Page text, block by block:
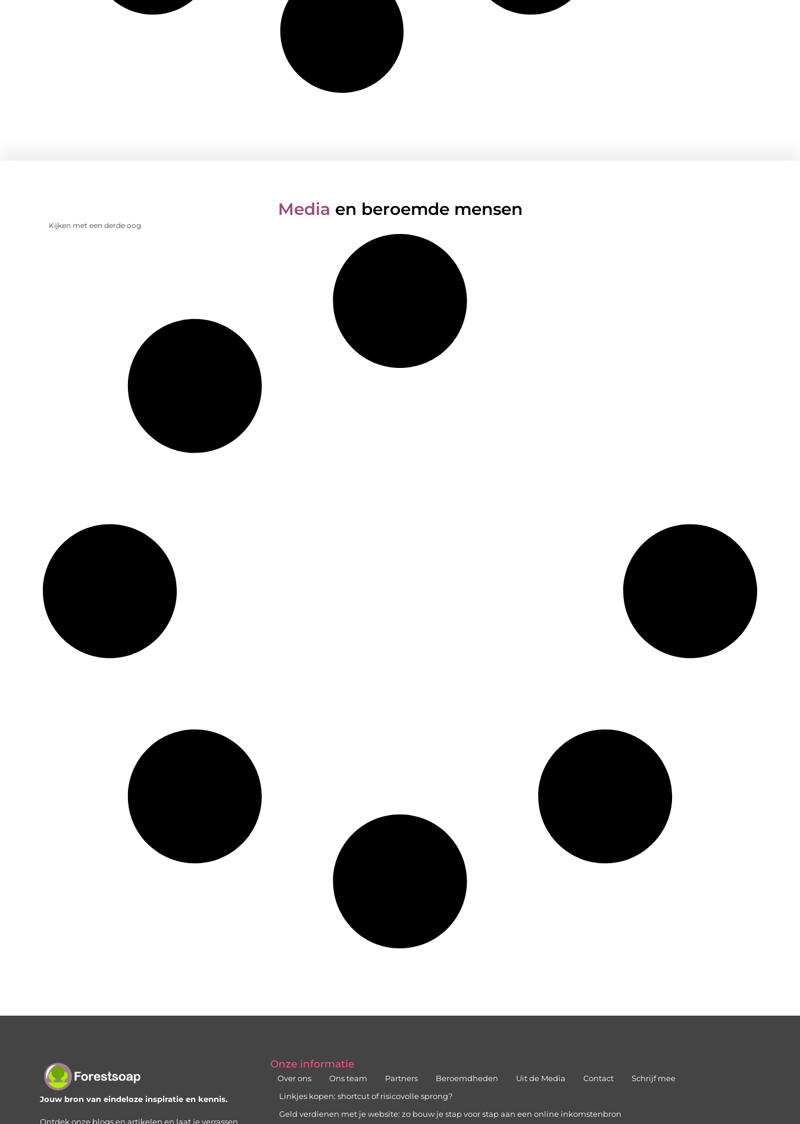
Media en beroemde mensen
Kijken met een derde oog
Jouw bron van eindeloze inspiratie en kennis.
Ontdek onze blogs en artikelen en laat je verrassen
Onze informatie
Over ons Ons team Partners Beroemdheden Uit de Media Contact
Schrijf mee
Linkjes kopen: shortcut of risicovolle sprong?
Geld verdienen met je website: zo bouw je stap voor stap aan een online inkomstenbron